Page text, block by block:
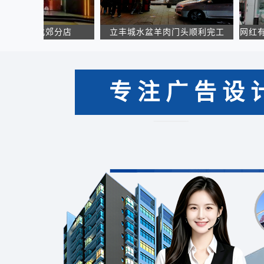
安北郊分店 立丰城水盆羊肉门头顺利完工
网红有胃青
专注广告设